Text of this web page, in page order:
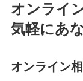
オンライ
気軽にあ
オンライン